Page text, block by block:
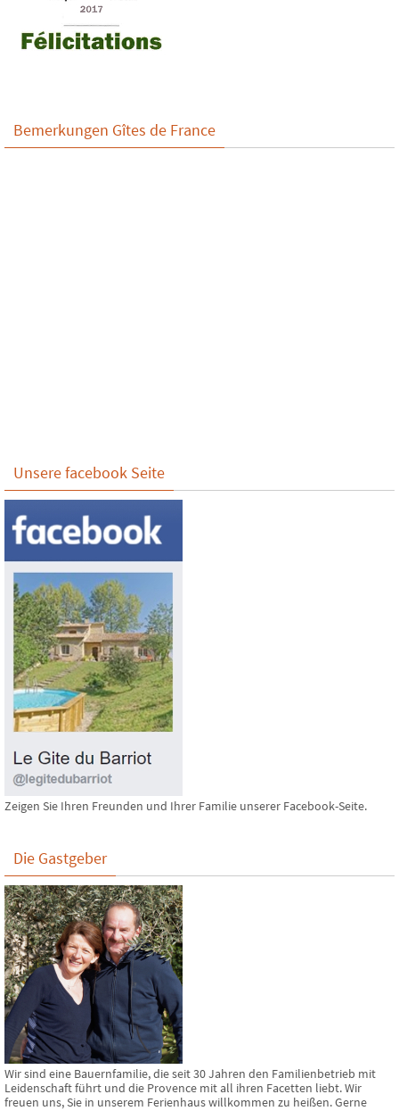
Bemerkungen Gîtes de France
Unsere facebook Seite
Zeigen Sie Ihren Freunden und Ihrer Familie unserer Facebook-Seite.
Die Gastgeber
Wir sind eine Bauernfamilie, die seit 30 Jahren den Familienbetrieb mit
Leidenschaft führt und die Provence mit all ihren Facetten liebt. Wir
freuen uns, Sie in unserem Ferienhaus willkommen zu heißen. Gerne